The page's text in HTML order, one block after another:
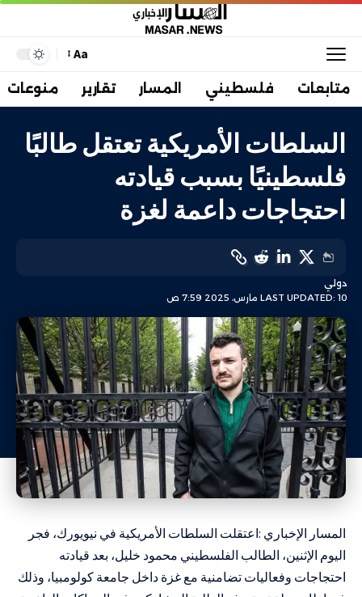
Aa
متابعات فلسطيني المسار تقارير منوعات
السلطات الأمريكية تعتقل طالبًا
فلسطينيًا بسبب قيادته
احتجاجات داعمة لغزة
LAST UPDATED: 10 مارس، 2025 7:59 ص
دولي
المسار الإخباري :اعتقلت السلطات الأمريكية في نيويورك، فجر
اليوم الإثنين، الطالب الفلسطيني محمود خليل، بعد قيادته
احتجاجات وفعاليات تضامنية مع غزة داخل جامعة كولومبيا، وذلك